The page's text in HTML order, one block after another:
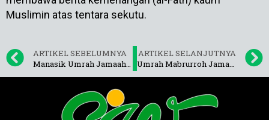
Muslimin atas tentara sekutu.
ARTIKEL SEBELUMNYA
Manasik Umrah Jamaah November
ARTIKEL SELANJUTNYA
Umrah Mabrurroh Jamaah 13 November 2018